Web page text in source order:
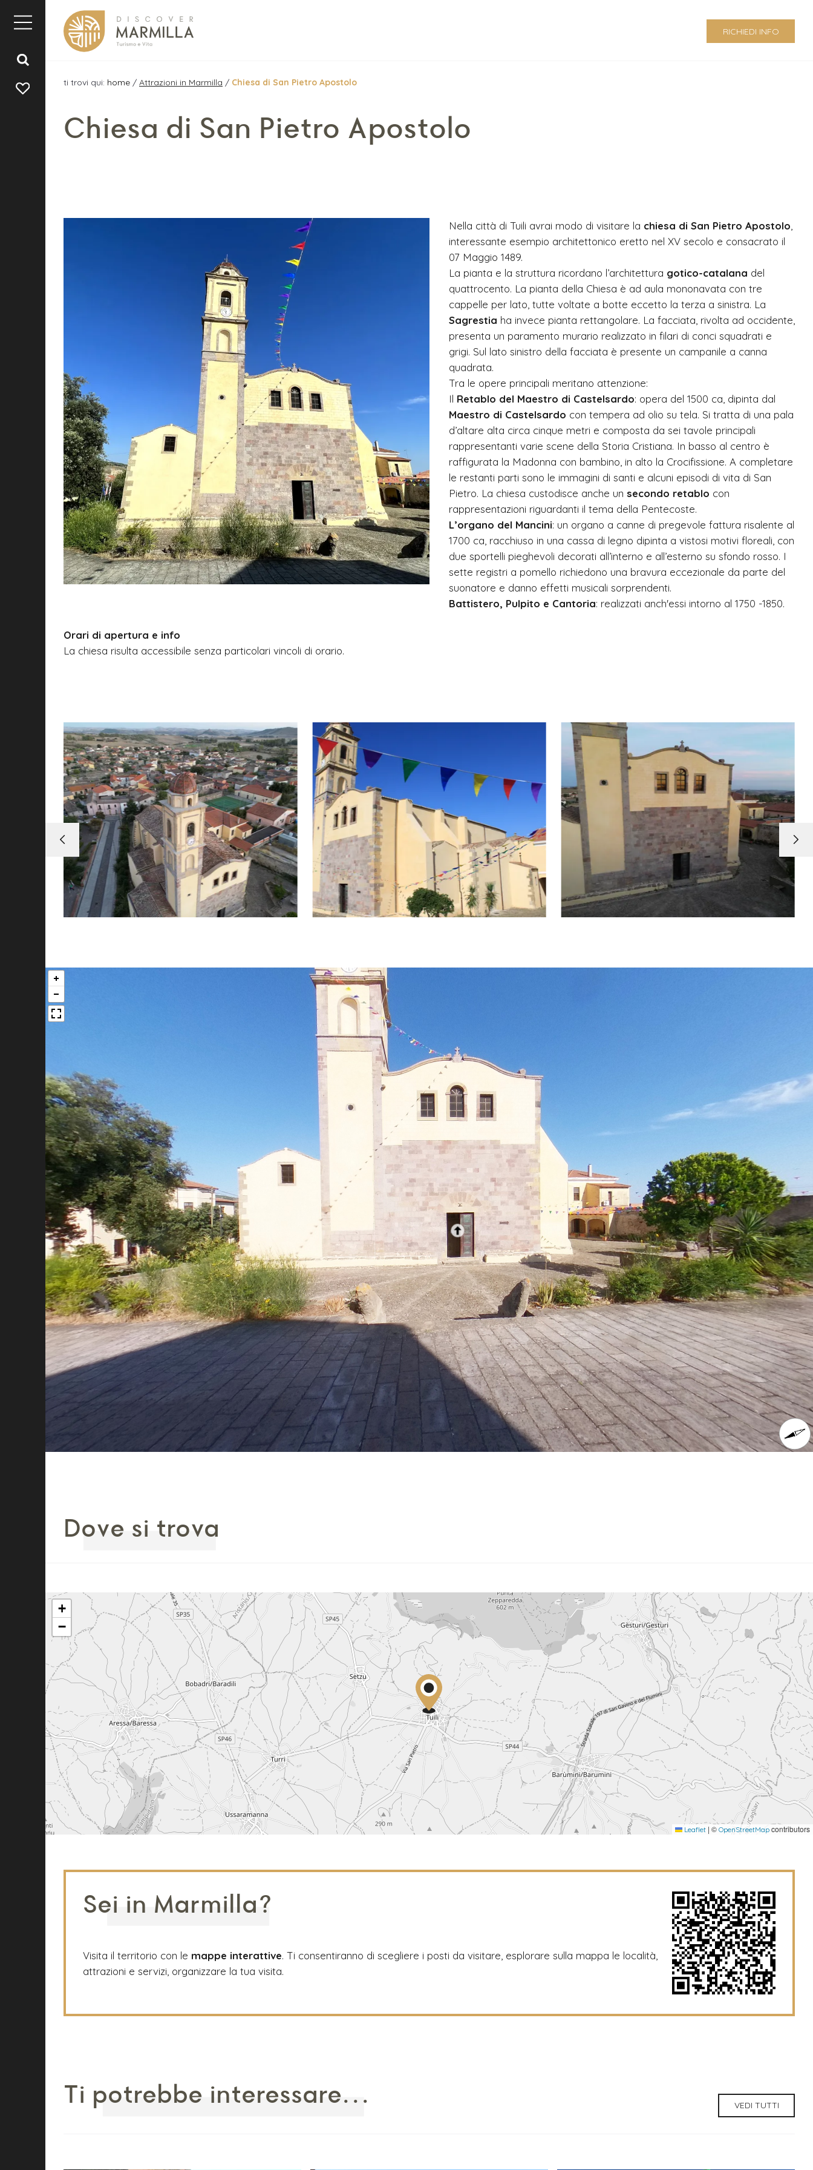
RICHIEDI INFO
ti trovi qui: home / Attrazioni in Marmilla / Chiesa di San Pietro Apostolo
Chiesa di San Pietro Apostolo
Nella città di Tuili avrai modo di visitare la chiesa di San Pietro Apostolo
interessante esempio architettonico eretto nel XV secolo e consacrato il
07 Maggio 1489.
La pianta e la struttura ricordano l’architettura gotico-catalana del
quattrocento. La pianta della Chiesa è ad aula mononavata con tre
cappelle per lato, tutte voltate a botte eccetto la terza a sinistra. La
Sagrestia ha invece pianta rettangolare. La facciata, rivolta ad occidente,
presenta un paramento murario realizzato in filari di conci squadrati e
grigi. Sul lato sinistro della facciata è presente un campanile a canna
quadrata.
Tra le opere principali meritano attenzione:
Il Retablo del Maestro di Castelsardo: opera del 1500 ca, dipinta dal
Maestro di Castelsardo con tempera ad olio su tela. Si tratta di una pala
d’altare alta circa cinque metri e composta da sei tavole principali
rappresentanti varie scene della Storia Cristiana. In basso al centro è
raffigurata la Madonna con bambino, in alto la Crocifissione. A completare
le restanti parti sono le immagini di santi e alcuni episodi di vita di San
Pietro. La chiesa custodisce anche un secondo retablo con
rappresentazioni riguardanti il tema della Pentecoste.
L’organo del Mancini: un organo a canne di pregevole fattura risalente al
1700 ca, racchiuso in una cassa di legno dipinta a vistosi motivi floreali, con
due sportelli pieghevoli decorati all’interno e all’esterno su sfondo rosso. I
sette registri a pomello richiedono una bravura eccezionale da parte del
suonatore e danno effetti musicali sorprendenti.
Battistero, Pulpito e Cantoria: realizzati anch'essi intorno al 1750 -1850.
Orari di apertura e info
La chiesa risulta accessibile senza particolari vincoli di orario.
Dove si trova
+
−
Leaflet | © OpenStreetMap contributors
Sei in Marmilla?
Visita il territorio con le mappe interattive. Ti consentiranno di scegliere i posti da visitare, esplorare sulla mappa le località,
attrazioni e servizi, organizzare la tua visita.
Ti potrebbe interessare... VEDI TUTTI